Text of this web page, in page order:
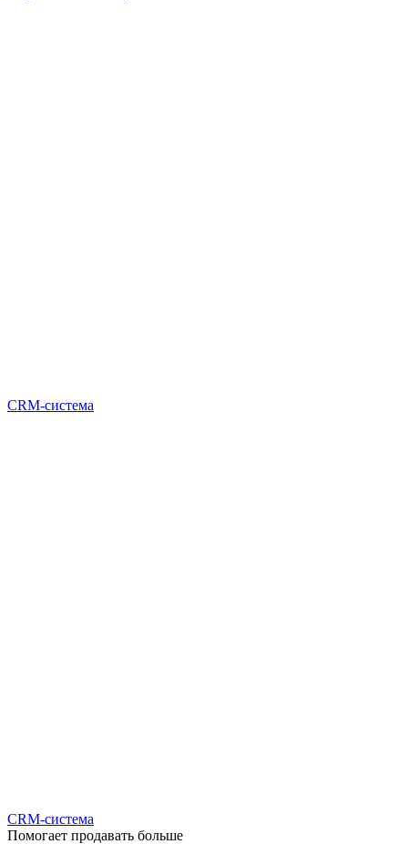
CRM-система
CRM-система
Помогает продавать больше